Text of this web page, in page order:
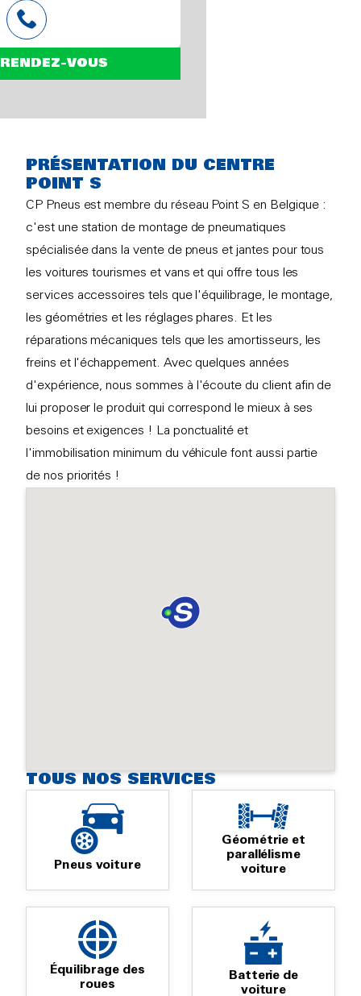
VOUS
PRÉSENTATION DU CENTRE
POINT S
CP Pneus est membre du réseau Point S en Belgique :
c'est une station de montage de pneumatiques
spécialisée dans la vente de pneus et jantes pour tous
les voitures tourismes et vans et qui offre tous les
services accessoires tels que l'équilibrage, le montage,
les géométries et les réglages phares. Et les
réparations mécaniques tels que les amortisseurs, les
freins et l'échappement. Avec quelques années
d'expérience, nous sommes à l'écoute du client afin de
lui proposer le produit qui correspond le mieux à ses
besoins et exigences ! La ponctualité et
l'immobilisation minimum du véhicule font aussi partie
de nos priorités !
TOUS NOS SERVICES
Pneus voiture
Géométrie et
parallélisme
voiture
Équilibrage des
roues
Batterie de
voiture